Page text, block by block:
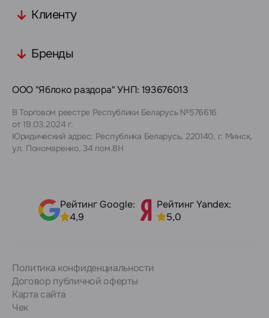
Клиенту
Бренды
ООО "Яблоко раздора" УНП: 193676013
В Торговом реестре Республики Беларусь №576616
от 19.03.2024 г.
Юридический адрес: Республика Беларусь, 220140, г. Минск,
ул. Пономаренко, 34 пом.8Н
Рейтинг Google:
4,9
Рейтинг Yandex:
5,0
Политика конфиденциальности
Договор публичной оферты
Карта сайта
Чек